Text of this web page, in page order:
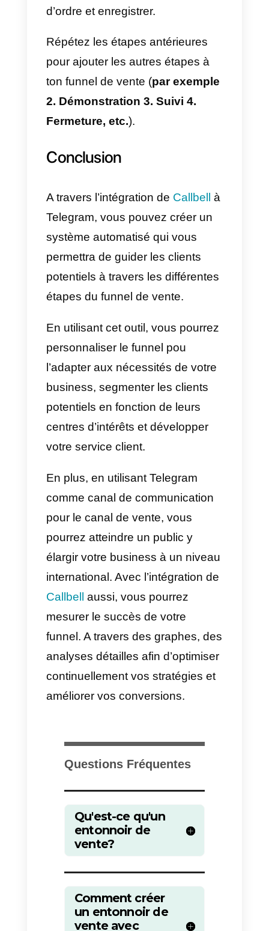
entonnoir de vente avec
Callbell sur Telegram?
Avec la fonctionnalité de funnels
de ventes, vous aurez la
possibilité de définir et
personnaliser votre funnel de
vos conversations en fonctions
des étapes de vente dans
lesquelles elles se trouvent ce
pourrait être très utile dans la
gestion des contacts via
En plus, cette fonction vous
donner un compte plus accru sur
vos contacts, ce qui permettra de
prendre des décisions dans le
que ce funnel de vente
pour Telegram (utilisable avec
Callbell).
Comment créer votre funnel de
vente
La première chose à faire est
de conversation» depuis la page
de configuration de ton compte
Callbell, ensuite faire un clic sur
bouton «Creer un funnel
Attribue un nombre à l’étape du